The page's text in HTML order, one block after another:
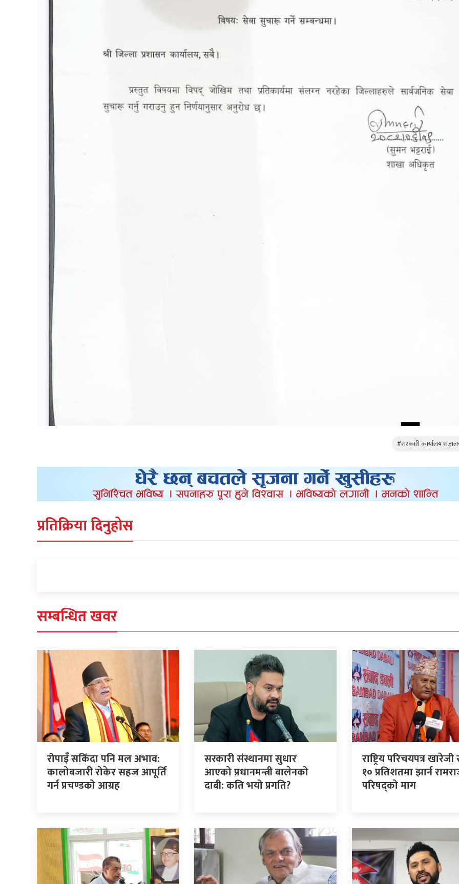
#सरकारी कार्यालय
प्रतिक्रिया दिनुहोस
सम्बन्धित खवर
रोपाइँ सकिँदा पनि मल अभाव:
कालोबजारी रोकेर सहज आपूर्ति
गर्न प्रचण्डको आग्रह
सरकारी संस्थानमा सुधार
आएको प्रधानमन्त्री बालेनको
दाबी: कति भयो प्रगति?
राष्ट्रिय परिचयपत्र
१० प्रतिशतमा झार्न
परिषद्को माग